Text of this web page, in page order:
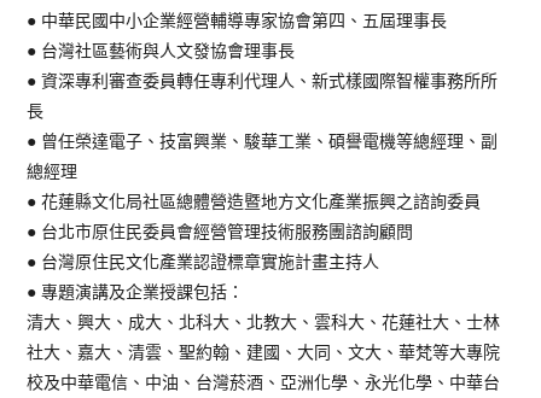
● 中華民國中小企業經營輔導專家協會第四、五屆理事長
● 台灣社區藝術與人文發協會理事長
● 資深專利審查委員轉任專利代理人、新式樣國際智權事務所所
長
● 曾任榮達電子、技富興業、駿華工業、碩譽電機等總經理、副
總經理
● 花蓮縣文化局社區總體營造暨地方文化產業振興之諮詢委員
● 台北市原住民委員會經營管理技術服務團諮詢顧問
● 台灣原住民文化產業認證標章實施計畫主持人
● 專題演講及企業授課包括：
清大、興大、成大、北科大、北教大、雲科大、花蓮社大、士林
社大、嘉大、清雲、聖約翰、建國、大同、文大、華梵等大專院
校及中華電信、中油、台灣菸酒、亞洲化學、永光化學、中華台